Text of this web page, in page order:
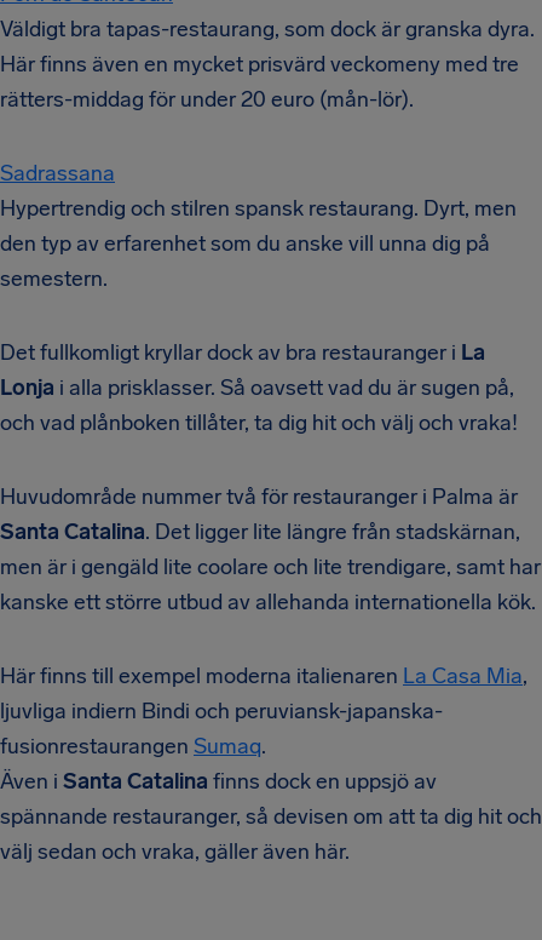
Väldigt bra tapas-restaurang, som dock är granska dyra.
Här finns även en mycket prisvärd veckomeny med tre
rätters-middag för under 20 euro (mån-lör).
Sadrassana
Hypertrendig och stilren spansk restaurang. Dyrt, men
den typ av erfarenhet som du anske vill unna dig på
semestern.
Det fullkomligt kryllar dock av bra restauranger i La
Lonja i alla prisklasser. Så oavsett vad du är sugen på,
och vad plånboken tillåter, ta dig hit och välj och vraka!
Huvudområde nummer två för restauranger i Palma är
Santa Catalina. Det ligger lite längre från stadskärnan,
men är i gengäld lite coolare och lite trendigare, samt har
kanske ett större utbud av allehanda internationella kök.
Här finns till exempel moderna italienaren La Casa Mia,
ljuvliga indiern Bindi och peruviansk-japanska-
fusionrestaurangen Sumaq.
Även i Santa Catalina finns dock en uppsjö av
spännande restauranger, så devisen om att ta dig hit och
välj sedan och vraka, gäller även här.